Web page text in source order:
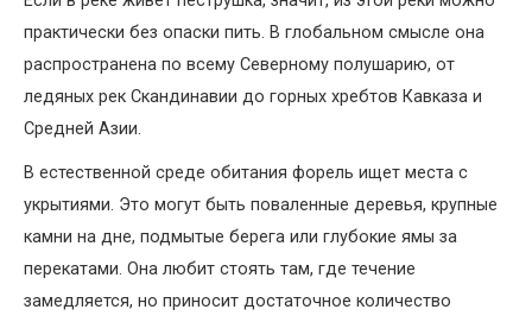
практически без опаски пить. В глобальном смысле она
распространена по всему Северному полушарию, от
ледяных рек Скандинавии до горных хребтов Кавказа и
Средней Азии.
В естественной среде обитания форель ищет места с
укрытиями. Это могут быть поваленные деревья, крупные
камни на дне, подмытые берега или глубокие ямы за
перекатами. Она любит стоять там, где течение
замедляется, но приносит достаточное количество